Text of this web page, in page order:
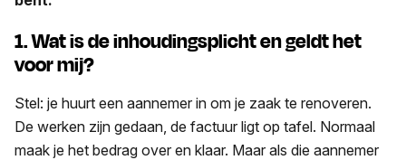
1. Wat is de inhoudingsplicht en geldt het
voor mij?
Stel: je huurt een aannemer in om je zaak te renoveren.
De werken zijn gedaan, de factuur ligt op tafel. Normaal
maak je het bedrag over en klaar. Maar als die aannemer